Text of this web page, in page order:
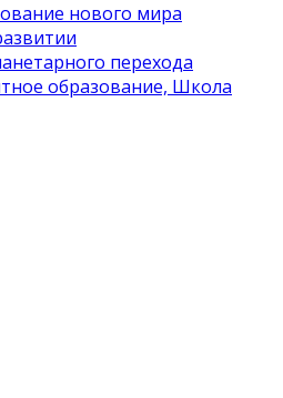
нового мира
перехода
образование, Школа